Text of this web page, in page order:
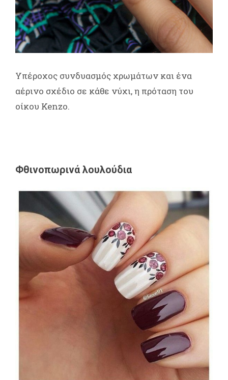
Υπέροχος συνδυασμός χρωμάτων και ένα
αέρινο σχέδιο σε κάθε νύχι, η πρόταση του
οίκου Kenzo.
Φθινοπωρινά λουλούδια